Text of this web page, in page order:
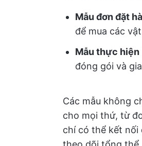
Mẫu đơn đặt
để mua các
Mẫu thực hiện
đóng gói và
Các mẫu không
cho mọi thứ, từ
chí có thể kết nối